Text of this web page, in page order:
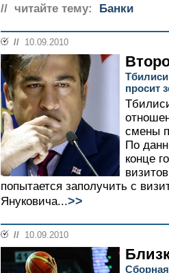
// читайте тему: Банки
// 10.09.2010
просит
смены
По
конце
попытается заполучить с
Януковича...>>
// 10.09.2010